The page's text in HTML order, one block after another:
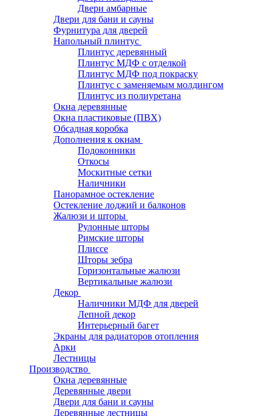
Двери амбарные
Двери для бани и сауны
Фурнитура для дверей
Напольный плинтус
Плинтус деревянный
Плинтус МДФ с отделкой
Плинтус МДФ под покраску
Плинтус с заменяемым молдингом
Плинтус из полиуретана
Окна деревянные
Окна пластиковые (ПВХ)
Обсадная коробка
Дополнения к окнам
Подоконники
Откосы
Москитные сетки
Наличники
Панорамное остекление
Остекление лоджий и балконов
Жалюзи и шторы
Рулонные шторы
Римские шторы
Плиссе
Шторы зебра
Горизонтальные жалюзи
Вертикальные жалюзи
Декор
Наличники МДФ для дверей
Лепной декор
Интерьерный багет
Экраны для радиаторов отопления
Арки
Лестницы
Производство
Окна деревянные
Деревянные двери
Двери для бани и сауны
Деревянные лестницы